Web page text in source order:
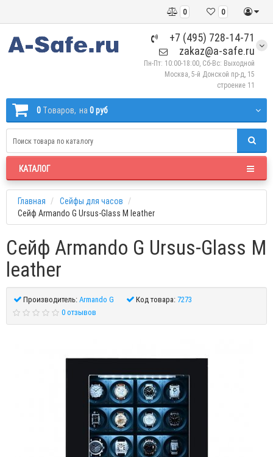
0
0
+7 (495) 728-14-71
zakaz@a-safe.ru
Пн-Пт: 10:00-18:00, Сб-Вс: Выходной
Москва, 5-й Донской пр-д, 15
строение 11
0 Tоваров, на 0 руб
КАТАЛОГ
Главная
Сейфы для часов
Сейф Armando G Ursus-Glass M leather
Сейф Armando G Ursus-Glass M
leather
Производитель:Armando G Код товара:7273
0 отзывов